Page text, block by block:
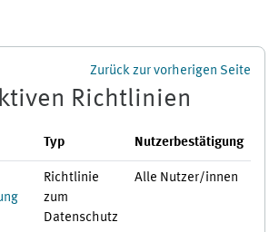
Zurück zur vorherigen Seite
Richtlinien
Typ Nutzerbestätigung
Richtlinie
zum
Datenschutz
Alle Nutzer/innen